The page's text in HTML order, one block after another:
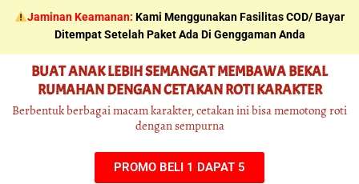
Jaminan Keamanan: Kami Menggunakan Fasilitas COD/ Bayar
Ditempat Setelah Paket Ada Di Genggaman Anda
BUAT ANAK LEBIH SEMANGAT MEMBAWA BEKAL
RUMAHAN DENGAN CETAKAN ROTI KARAKTER
Berbentuk berbagai macam karakter, cetakan ini bisa memotong roti
dengan sempurna
PROMO BELI 1 DAPAT 5